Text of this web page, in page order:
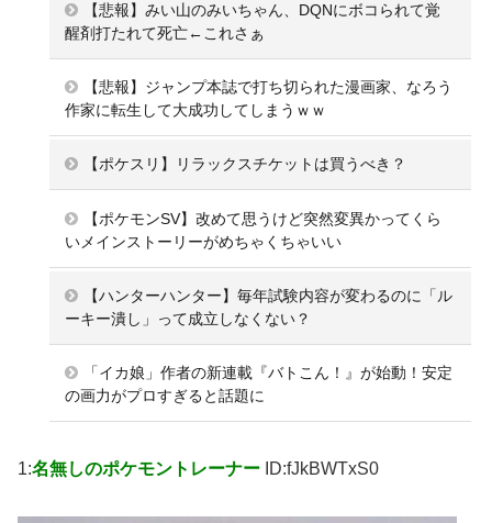
【悲報】みい山のみいちゃん、DQNにボコられて覚
醒剤打たれて死亡←これさぁ
【悲報】ジャンプ本誌で打ち切られた漫画家、なろう
作家に転生して大成功してしまうｗｗ
【ポケスリ】リラックスチケットは買うべき？
【ポケモンSV】改めて思うけど突然変異かってくら
いメインストーリーがめちゃくちゃいい
【ハンターハンター】毎年試験内容が変わるのに「ル
ーキー潰し」って成立しなくない？
「イカ娘」作者の新連載『バトこん！』が始動！安定
の画力がプロすぎると話題に
1:名無しのポケモントレーナー ID:fJkBWTxS0